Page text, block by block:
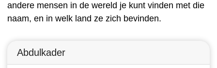
andere mensen in de wereld je kunt vinden met die
naam, en in welk land ze zich bevinden.
Abdulkader